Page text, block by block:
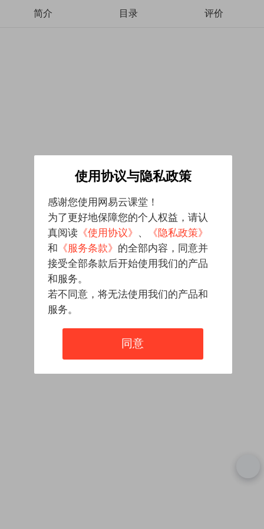
简介 目录 评价
使用协议与隐私政策
感谢您使用网易云课堂！
为了更好地保障您的个人权益，请认
真阅读 《使用协议》 、
《隐私政策》
和 《服务条款》 的全部内容，同意并
接受全部条款后开始使用我们的产品
和服务。
若不同意，将无法使用我们的产品和
服务。
同意